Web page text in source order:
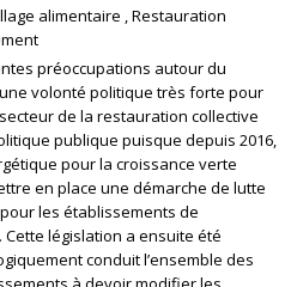
alimentaire Restauration
préoccupations autour du
volonté politique très forte pour
de la restauration collective
publique puisque depuis 2016,
pour la croissance verte
en place une démarche de lutte
les établissements de
législation a ensuite été
conduit l’ensemble des